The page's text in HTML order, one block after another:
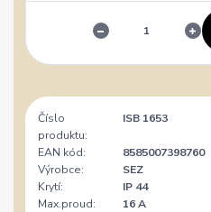
Číslo
produktu:
ISB 1653
EAN kód:
8585007398760
Výrobce:
SEZ
Krytí:
IP 44
Max.proud:
16 A